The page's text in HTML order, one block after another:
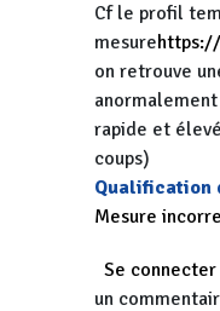
Cf le profil
mesure
on retrouve
rapide et
coups)
Qualification
Mesure
Se connecter
un